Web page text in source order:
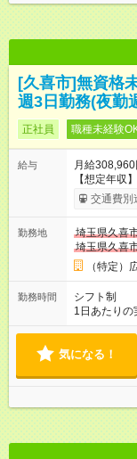
[久喜市]無資格
週3日勤務(夜勤
正社員 職種未経験
給与
月給308,960
【想定年収
あり 36万
給） ・試
険・雇用保
道路代・ガソリン代） 【試用期間】
さ：4ヶ月 ※
す。 雇用形
上
交通費別
勤務地
埼玉県久喜
埼玉県久喜
（特定）
勤務時間
シフト制
1日あたり
＋（夜勤 ×
【夜勤】
気になる！